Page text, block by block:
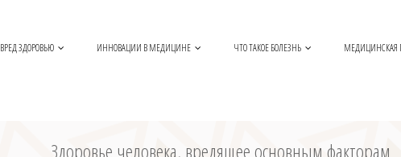
ВРЕД ЗДОРОВЬЮ ИННОВАЦИИ В МЕДИЦИНЕ ЧТО ТАКОЕ БОЛЕЗНЬ
Здоровье человека, вредящее основным факторам